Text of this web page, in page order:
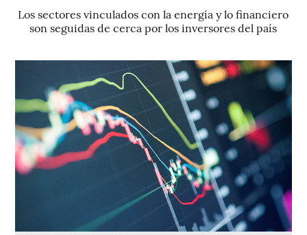
Los sectores vinculados con la energía y lo financiero
son seguidas de cerca por los inversores del país